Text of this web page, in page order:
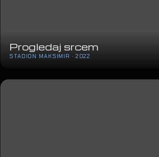
Progledaj srcem
STADION MAKSIMIR · 2022